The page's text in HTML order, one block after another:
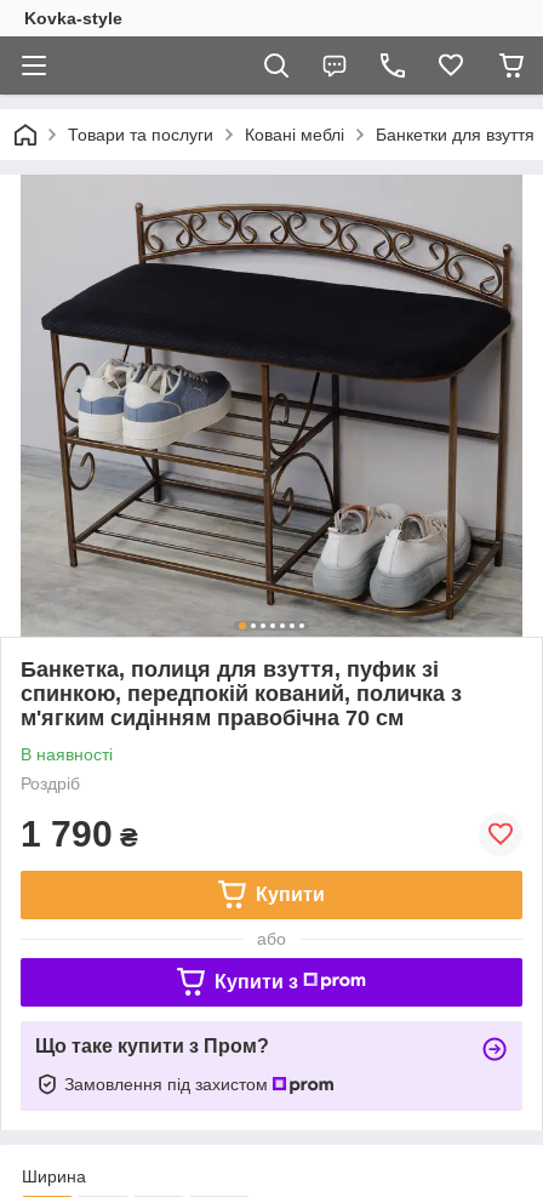
Kovka-style
Товари та послуги Ковані меблі Банкетки для взуття
Банкетка, полиця для взуття, пуфик зі
спинкою, передпокій кований, поличка з
м'ягким сидінням правобічна 70 см
В наявності
Роздріб
1 790 ₴
Купити
або
Купити з
Що таке купити з Пром?
Замовлення під захистом
Ширина